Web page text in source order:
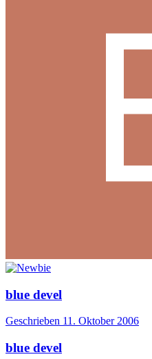
blue devel
Geschrieben 11. Oktober 2006
blue devel